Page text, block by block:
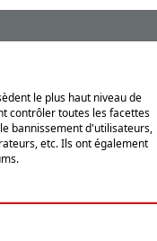
le plus haut niveau de
contrôler toutes les facettes
bannissement d'utilisateurs,
etc. Ils ont également